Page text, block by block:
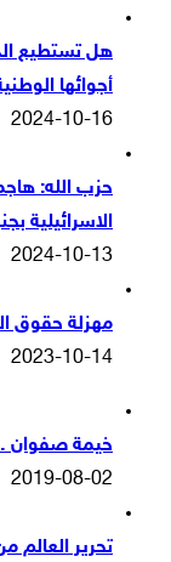
هل تستطيع
أجوائها
2024-10-16
حزب الله:
الاسرائيلية
2024-10-13
مهزلة حقوق
2023-10-14
خيمة صفوان
2019-08-02
تحرير العالم